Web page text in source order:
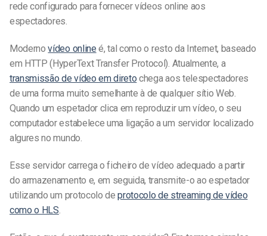
rede configurado para fornecer vídeos online aos
espectadores.
Modernovídeo online é, tal como o resto da Internet, baseado
em HTTP (HyperText Transfer Protocol). Atualmente, a
transmissão de vídeo em direto chega aos telespectadores
de uma forma muito semelhante à de qualquer sítio Web.
Quando um espetador clica em reproduzir um vídeo, o seu
computador estabelece uma ligação a um servidor localizado
algures no mundo.
Esse servidor carrega o ficheiro de vídeo adequado a partir
do armazenamento e, em seguida, transmite-o ao espetador
utilizando um protocolo deprotocolo de streaming de vídeo
como o HLS